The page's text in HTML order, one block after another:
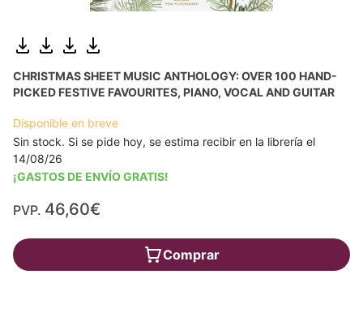
CHRISTMAS SHEET MUSIC ANTHOLOGY: OVER 100 HAND-
PICKED FESTIVE FAVOURITES, PIANO, VOCAL AND GUITAR
Disponible en breve
Sin stock. Si se pide hoy, se estima recibir en la librería el
14/08/26
¡GASTOS DE ENVÍO GRATIS!
PVP. 46,60€
Comprar